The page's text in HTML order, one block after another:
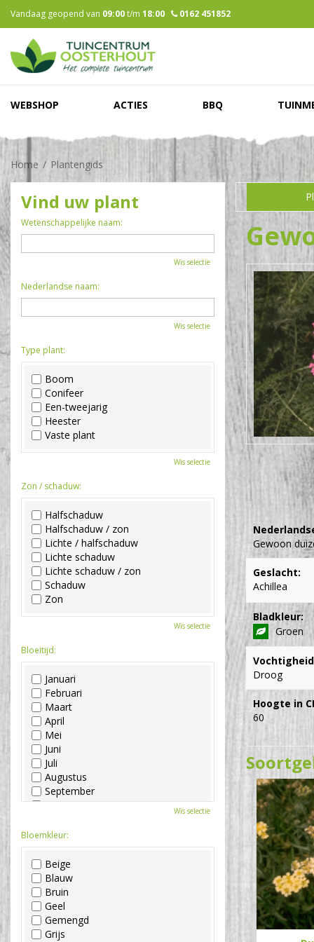
naar
Home Plantengids
Vandaag geopend van 09:00t/m 18:00 0162 451852
WEBSHOP ACTIES BBQ
Gewoon
Geslacht:
Achillea
Bladkleur:
Groen
Droog
Hoogte in
60
Vind uw plant
Wetenschappelijke naam:
Wis selectie
Nederlandse naam:
Wis selectie
Type plant:
Boom
Conifeer
Een-tweejarig
Heester
Vaste plant
Wis selectie
Zon / schaduw:
Halfschaduw
Halfschaduw / zon
Lichte / halfschaduw
Lichte schaduw
Lichte schaduw / zon
Schaduw
Zon
Wis selectie
Bloeitijd:
Januari
Februari
Maart
April
Mei
Juni
Juli
Augustus
September
Oktober
December
Wis selectie
Bloemkleur:
Beige
Blauw
Bruin
Geel
Gemengd
Grijs